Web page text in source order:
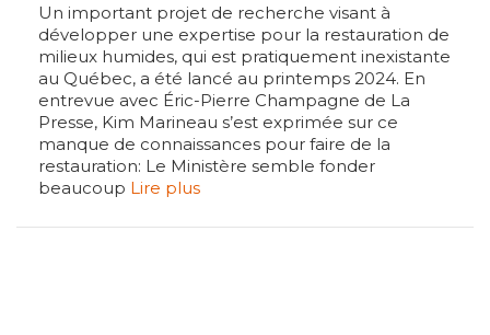
Un important projet de recherche visant à
développer une expertise pour la restauration de
milieux humides, qui est pratiquement inexistante
au Québec, a été lancé au printemps 2024. En
entrevue avec Éric-Pierre Champagne de La
Presse, Kim Marineau s’est exprimée sur ce
manque de connaissances pour faire de la
restauration: Le Ministère semble fonder
beaucoup Lire plus